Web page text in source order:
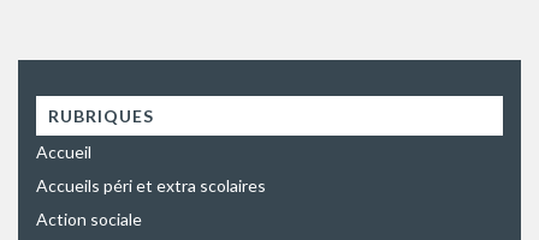
RUBRIQUES
Accueil
Accueils péri et extra scolaires
Action sociale